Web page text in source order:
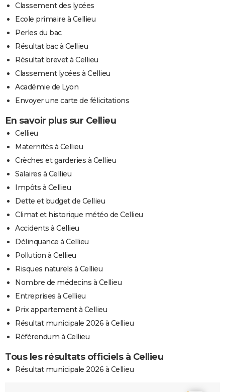
Classement des lycées
Ecole primaire à Cellieu
Perles du bac
Résultat bac à Cellieu
Résultat brevet à Cellieu
Classement lycées à Cellieu
Académie de Lyon
Envoyer une carte de félicitations
En savoir plus sur Cellieu
Cellieu
Maternités à Cellieu
Crèches et garderies à Cellieu
Salaires à Cellieu
Impôts à Cellieu
Dette et budget de Cellieu
Climat et historique météo de Cellieu
Accidents à Cellieu
Délinquance à Cellieu
Pollution à Cellieu
Risques naturels à Cellieu
Nombre de médecins à Cellieu
Entreprises à Cellieu
Prix appartement à Cellieu
Résultat municipale 2026 à Cellieu
Référendum à Cellieu
Tous les résultats officiels à Cellieu
Résultat municipale 2026 à Cellieu